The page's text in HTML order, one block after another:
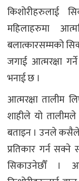
किशोरीहरुलाई
महिलाहरुमा
बलात्कारसम्मको
जगाई आत्मरक्षा
भनाई छ ।
आत्मरक्षा तालीम
शाहीले यो
बताइन । उनले कसैले
प्रतिकार गर्न
सिकाउनेछौँ ।